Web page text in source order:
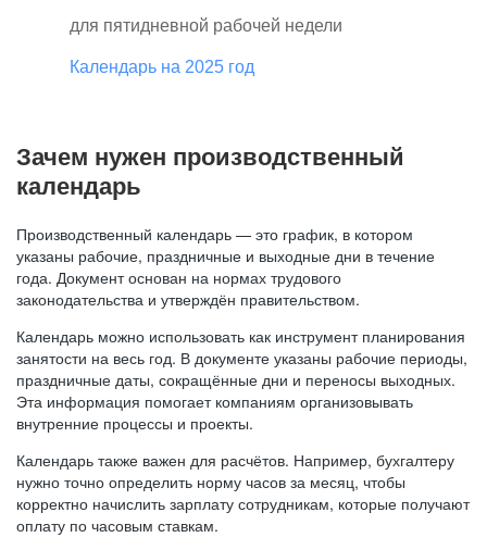
для пятидневной рабочей недели
Календарь на 2025 год
Зачем нужен производственный
календарь
Производственный календарь — это график, в котором
указаны рабочие, праздничные и выходные дни в течение
года. Документ основан на нормах трудового
законодательства и утверждён правительством.
Календарь можно использовать как инструмент планирования
занятости на весь год. В документе указаны рабочие периоды,
праздничные даты, сокращённые дни и переносы выходных.
Эта информация помогает компаниям организовывать
внутренние процессы и проекты.
Календарь также важен для расчётов. Например, бухгалтеру
нужно точно определить норму часов за месяц, чтобы
корректно начислить зарплату сотрудникам, которые получают
оплату по часовым ставкам.